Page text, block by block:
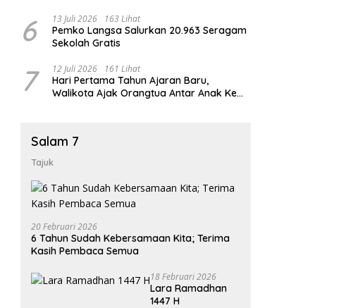
6 13 Juli 2026 163 Lihat
Pemko Langsa Salurkan 20.963 Seragam
Sekolah Gratis
7 12 Juli 2026 161 Lihat
Hari Pertama Tahun Ajaran Baru,
Walikota Ajak Orangtua Antar Anak Ke
Salam 7
Tajuk
20 Februari 2026
6 Tahun Sudah Kebersamaan Kita; Terima
Kasih Pembaca Semua
18 Februari 2026
Lara Ramadhan
1447 H